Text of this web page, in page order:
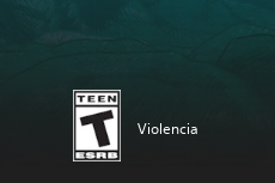
Violencia